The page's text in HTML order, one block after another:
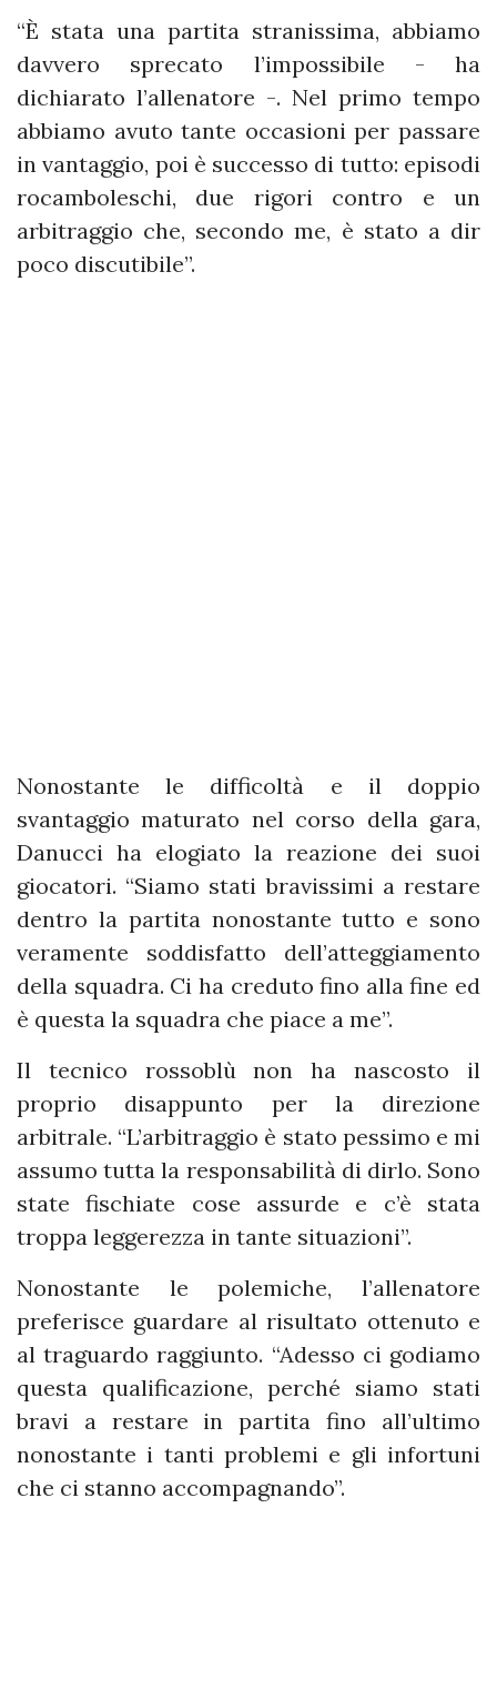
“È stata una partita stranissima, abbiamo
davvero sprecato l’impossibile - ha
dichiarato l’allenatore -. Nel primo tempo
abbiamo avuto tante occasioni per passare
in vantaggio, poi è successo di tutto: episodi
rocamboleschi, due rigori contro e un
arbitraggio che, secondo me, è stato a dir
poco discutibile”.
Nonostante le difficoltà e il doppio
svantaggio maturato nel corso della gara,
Danucci ha elogiato la reazione dei suoi
giocatori. “Siamo stati bravissimi a restare
dentro la partita nonostante tutto e sono
veramente soddisfatto dell’atteggiamento
della squadra. Ci ha creduto fino alla fine ed
è questa la squadra che piace a me”.
Il tecnico rossoblù non ha nascosto il
proprio disappunto per la direzione
arbitrale. “L’arbitraggio è stato pessimo e mi
assumo tutta la responsabilità di dirlo. Sono
state fischiate cose assurde e c’è stata
troppa leggerezza in tante situazioni”.
Nonostante le polemiche, l’allenatore
preferisce guardare al risultato ottenuto e
al traguardo raggiunto. “Adesso ci godiamo
questa qualificazione, perché siamo stati
bravi a restare in partita fino all’ultimo
nonostante i tanti problemi e gli infortuni
che ci stanno accompagnando”.